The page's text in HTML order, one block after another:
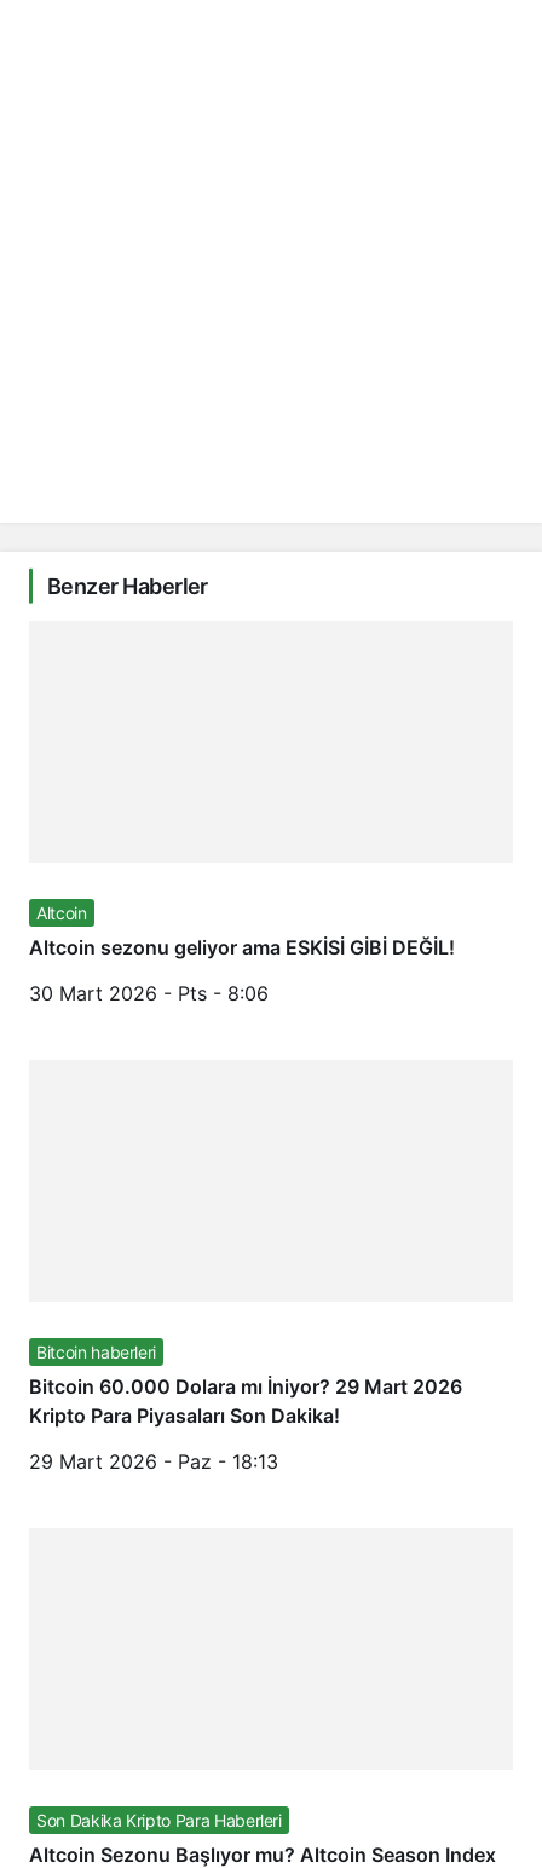
Benzer Haberler
Altcoin
Altcoin sezonu geliyor ama ESKİSİ GİBİ DEĞİL!
30 Mart 2026 - Pts - 8:06
Bitcoin haberleri
Bitcoin 60.000 Dolara mı İniyor? 29 Mart 2026
Kripto Para Piyasaları Son Dakika!
29 Mart 2026 - Paz - 18:13
Son Dakika Kripto Para Haberleri
Altcoin Sezonu Başlıyor mu? Altcoin Season Index